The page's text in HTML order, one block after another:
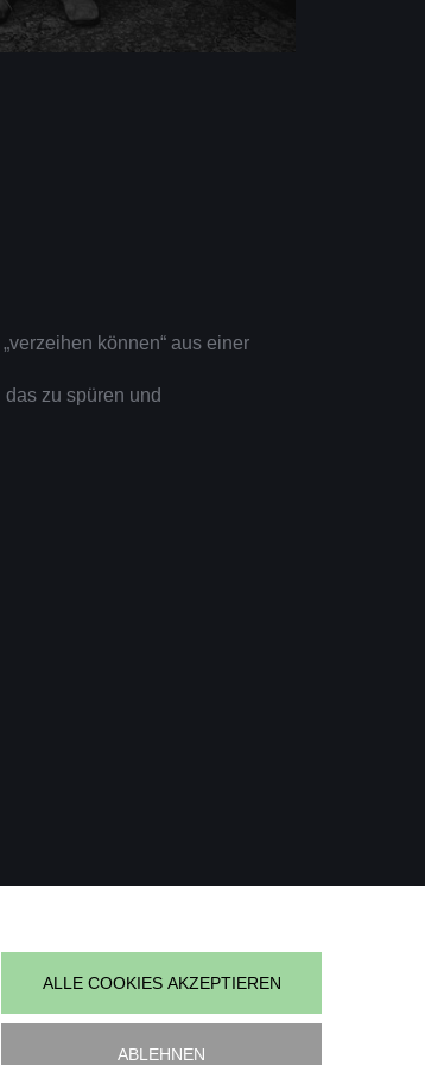
können“ aus einer
das zu spüren und
ALLE COOKIES AKZEPTIEREN
ABLEHNEN